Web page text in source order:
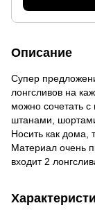
Описание
Супер
лонгсливов на
можно сочетать
штанами,
Носить как дома,
Материал очень
входит 2